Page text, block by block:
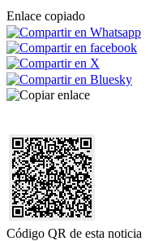
Enlace copiado
Código QR de esta noticia